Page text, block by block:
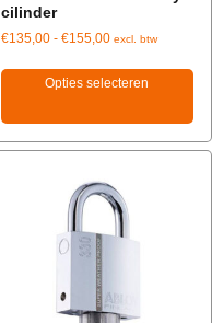
cilinder
€135,00 - €155,00 excl. btw
Opties selecteren